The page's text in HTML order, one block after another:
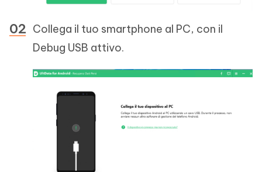
Collega il tuo smartphone al PC, con il
Debug USB attivo.